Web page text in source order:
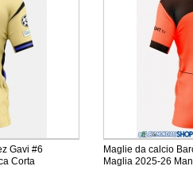
Gavi #6
Corta
Maglie da calcio
Maglia 2025-26